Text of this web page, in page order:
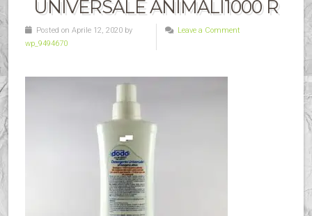
UNIVERSALE ANIMALI1000 R
Posted on Aprile 12, 2020 by
wp_9494670
Leave a Comment